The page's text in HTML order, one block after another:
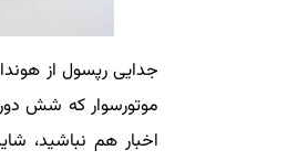
جدایی رپسول از